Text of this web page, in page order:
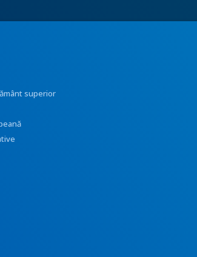
superior